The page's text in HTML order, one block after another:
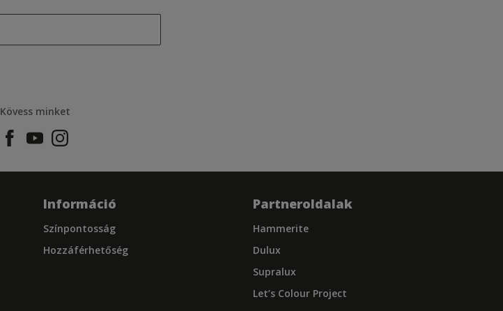
Kövess minket
Információ
Színpontosság
Hozzáférhetőség
Partneroldalak
Hammerite
Dulux
Supralux
Let’s Colour Project